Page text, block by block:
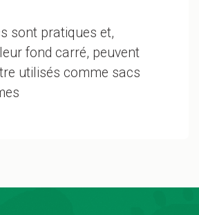
sont pratiques et,
fond carré, peuvent
utilisés comme sacs